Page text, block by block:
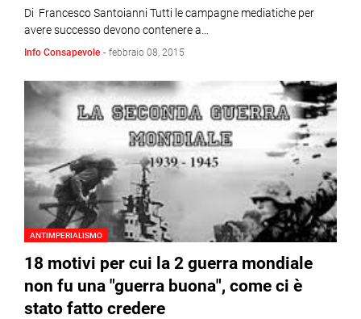
Di Francesco Santoianni Tutti le campagne mediatiche per
avere successo devono contenere a…
Info Consapevole - febbraio 08, 2015
ANTIMPERIALISMO
18 motivi per cui la 2 guerra mondiale
non fu una "guerra buona", come ci è
stato fatto credere